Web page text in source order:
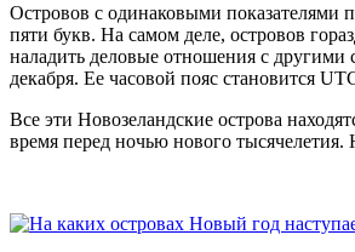
Островов с одинаковыми показателями
пяти букв. На самом деле, островов
наладить деловые отношения с другими
декабря. Ее часовой пояс становится
Все эти Новозеландские острова
время перед ночью нового